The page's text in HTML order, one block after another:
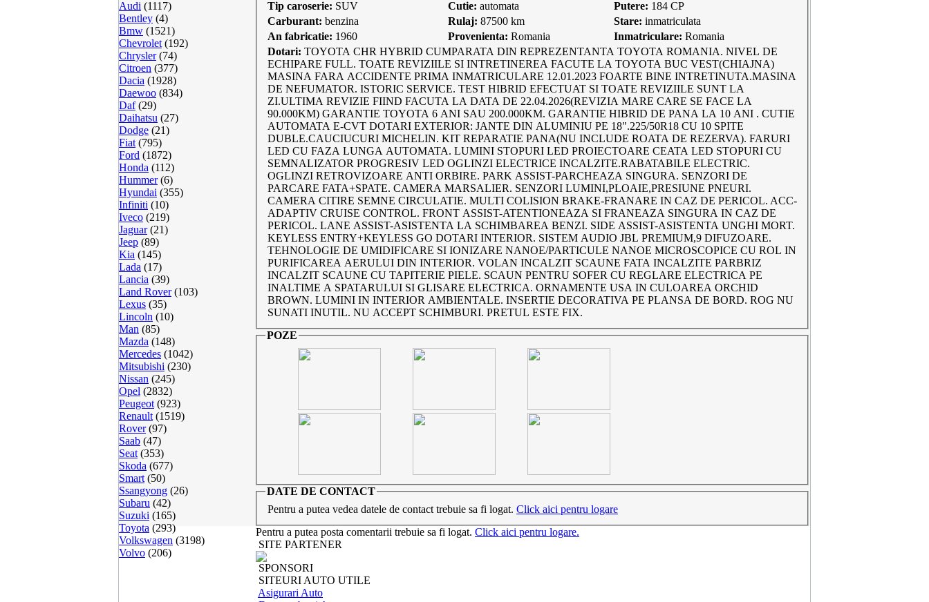
Audi (1117)
Bentley (4)
Bmw (1521)
Chevrolet (192)
Chrysler(74)
Citroen (377)
Dacia (1928)
Daewoo (834)
Daf(29)
Daihatsu (27)
Dodge (21)
Fiat (795)
Ford (1872)
Honda (112)
Hummer(6)
Hyundai (355)
Infiniti (10)
Iveco (219)
Jaguar(21)
Jeep (89)
Kia (145)
Lada (17)
Lancia (39)
Land Rover(103)
Lexus (35)
Lincoln (10)
Man (85)
Mazda (148)
Mercedes (1042)
Mitsubishi (230)
Nissan (245)
Opel (2832)
Peugeot (923)
Renault (1519)
Rover(97)
Saab (47)
Seat (353)
Skoda (677)
Smart (50)
Ssangyong (26)
Subaru (42)
Suzuki (165)
Toyota (293)
Volkswagen (3198)
Volvo (206)
Tip caroserie: SUV Cutie: automata Putere: 184 CP
Carburant: benzina Rulaj: 87500 km Stare: inmatriculata
An fabricatie: 1960 Provenienta: Romania Inmatriculare: Romania
Dotari: TOYOTA CHR HYBRID CUMPARATA DIN REPREZENTANTA TOYOTA ROMANIA. NIVEL DE
ECHIPARE FULL. TOATE REVIZIILE SI INTRETINEREA FACUTE LA TOYOTA BUC VEST(CHIAJNA)
MASINA FARA ACCIDENTE PRIMA INMATRICULARE 12.01.2023 FOARTE BINE INTRETINUTA.MASINA
DE NEFUMATOR. ISTORIC SERVICE. TEST HIBRID EFECTUAT SI TOATE REVIZIILE SUNT LA
ZI.ULTIMA REVIZIE FIIND FACUTA LA DATA DE 22.04.2026(REVIZIA MARE CARE SE FACE LA
90.000KM) GARANTIE TOYOTA 6 ANI SAU 200.000KM. GARANTIE HIBRID DE PANA LA 10 ANI . CUTIE
AUTOMATA E-CVT DOTARI EXTERIOR: JANTE DIN ALUMINIU PE 18".225/50R18 CU 10 SPITE
DUBLE.CAUCIUCURI MICHELIN. KIT REPARATIE PANA(NU INCLUDE ROATA DE REZERVA). FARURI
LED CU FAZA LUNGA AUTOMATA. LUMINI STOPURI LED PROIECTOARE CEATA LED STOPURI CU
SEMNALIZATOR PROGRESIV LED OGLINZI ELECTRICE INCALZITE.RABATABILE ELECTRIC.
OGLINZI RETROVIZOARE ANTI ORBIRE. PARK ASSIST-PARCHEAZA SINGURA. SENZORI DE
PARCARE FATA+SPATE. CAMERA MARSALIER. SENZORI LUMINI,PLOAIE,PRESIUNE PNEURI.
CAMERA CITIRE SEMNE CIRCULATIE. MULTI COLISION BRAKE-FRANARE IN CAZ DE PERICOL. ACC-
ADAPTIV CRUISE CONTROL. FRONT ASSIST-ATENTIONEAZA SI FRANEAZA SINGURA IN CAZ DE
PERICOL. LANE ASSIST-ASISTENTA LA SCHIMBAREA BENZI. SIDE ASSIST-ASISTENTA UNGHI MORT.
KEYLESS ENTRY+KEYLESS GO DOTARI INTERIOR. SISTEM AUDIO JBL PREMIUM,9 DIFUZOARE.
TEHNOLOGIE DE UMIDIFICARE SI IONIZARE NANOE/PARTICULE NANOE MICROSCOPICE CU ROL IN
PURIFICAREA AERULUI DIN INTERIOR. VOLAN INCALZIT SCAUNE FATA INCALZITE PARBRIZ
INCALZIT SCAUNE CU TAPITERIE PIELE. SCAUN PENTRU SOFER CU REGLARE ELECTRICA PE
INALTIME A SPATARULUI SI GLISARE ELECTRICA. ORNAMENTE USA IN CULOAREA ORCHID
BROWN. LUMINI IN INTERIOR AMBIENTALE. INSERTIE DECORATIVA PE PLANSA DE BORD. ROG NU
SUNATI INUTIL. NU ACCEPT SCHIMBURI. PRETUL ESTE FIX.
POZE
DATE DE CONTACT
Pentru a putea vedea datele de contact trebuie sa fi logat. Click aici pentru logare
Pentru a putea posta comentarii trebuie sa fi logat. Click aici pentru logare.
SITE PARTENER
SPONSORI
SITEURI AUTO UTILE
Asigurari Auto